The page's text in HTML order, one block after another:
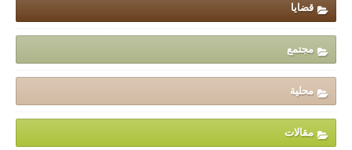
قضايا
مجتمع
محلية
مقالات